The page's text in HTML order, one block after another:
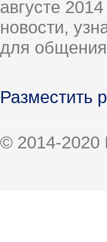
августе
новости,
для
Разместить
© 2014-2020